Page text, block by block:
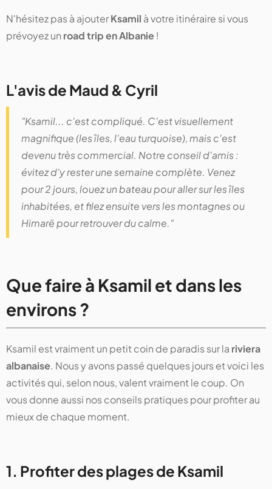
N'hésitez pas à ajouterKsamil à votre itinéraire si vous
prévoyez un road trip en Albanie!
L'avis de Maud & Cyril
"Ksamil... c'est compliqué. C'est visuellement
magnifique (les îles, l'eau turquoise), mais c'est
devenu très commercial. Notre conseil d'amis :
évitez d'y rester une semaine complète. Venez
pour 2 jours, louez un bateau pour aller sur les îles
inhabitées, et filez ensuite vers les montagnes ou
Himarë pour retrouver du calme."
Que faire à Ksamil et dans les
environs ?
Ksamil est vraiment un petit coin de paradis sur la riviera
albanaise. Nous y avons passé quelques jours et voici les
activités qui, selon nous, valent vraiment le coup. On
vous donne aussi nos conseils pratiques pour profiter au
mieux de chaque moment.
1. Profiter des plages de Ksamil